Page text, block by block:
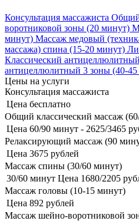
Консультация массажиста Общий
воротниковой зоны (20 минут)
минут) Массаж медовый
массажа) спина (15-20 минут)
Классический
антицеллюлитный 3 зоны (40-
Цены на услуги
Консультация массажиста
Цена бесплатно
Общий классический массаж
Цена 60/90 минут - 2625/3465
Релаксирующий массаж (90
Цена 3675 рублей
Массаж спины (30/60 минут)
30/60 минут Цена 1680/2205
Массаж головы (10-15 минут)
Цена 892 рублей
Массаж шейно-воротниковой